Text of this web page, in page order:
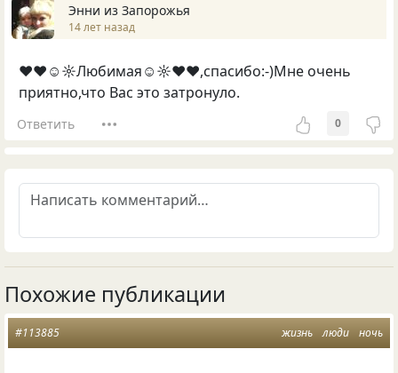
Энни из Запорожья
14 лет назад
♥♥☺☼Любимая☺☼♥♥,спасибо:-)Мне очень
приятно,что Вас это затронуло.
Ответить 0
Похожие публикации
жизнь люди ночь
#113885